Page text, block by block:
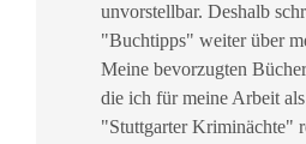
unvorstellbar. Deshalb
"Buchtipps" weiter über
Meine bevorzugten
die ich für meine Arbeit
"Stuttgarter Kriminächte"